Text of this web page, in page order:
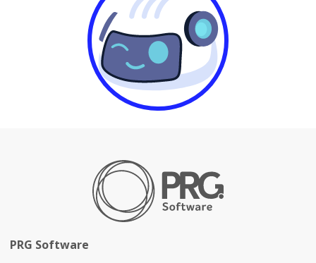
PRG Software